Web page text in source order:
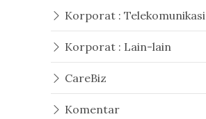
Korporat : Telekomunikasi
Korporat : Lain-lain
CareBiz
Komentar